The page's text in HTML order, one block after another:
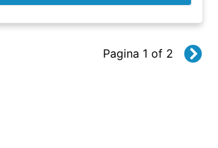
Pagina 1 of 2